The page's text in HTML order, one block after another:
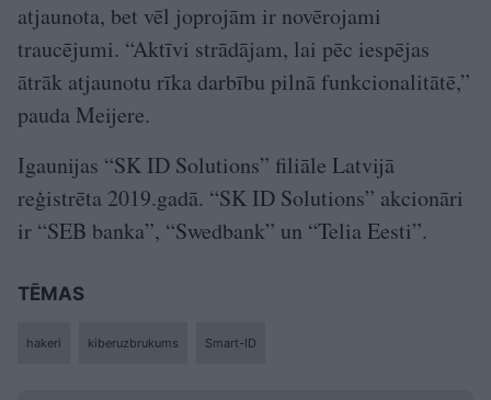
atjaunota, bet vēl joprojām ir novērojami
traucējumi. “Aktīvi strādājam, lai pēc iespējas
ātrāk atjaunotu rīka darbību pilnā funkcionalitātē,”
pauda Meijere.
Igaunijas “SK ID Solutions” filiāle Latvijā
reģistrēta 2019.gadā. “SK ID Solutions” akcionāri
ir “SEB banka”, “Swedbank” un “Telia Eesti”.
TĒMAS
hakeri kiberuzbrukums Smart-ID